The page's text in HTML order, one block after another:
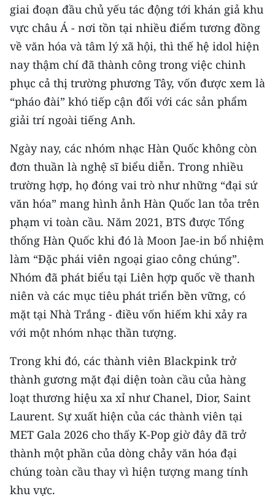
giai đoạn đầu chủ yếu tác động tới khán giả khu
vực châu Á - nơi tồn tại nhiều điểm tương đồng
về văn hóa và tâm lý xã hội, thì thế hệ idol hiện
nay thậm chí đã thành công trong việc chinh
phục cả thị trường phương Tây, vốn được xem là
“pháo đài” khó tiếp cận đối với các sản phẩm
giải trí ngoài tiếng Anh.
Ngày nay, các nhóm nhạc Hàn Quốc không còn
đơn thuần là nghệ sĩ biểu diễn. Trong nhiều
trường hợp, họ đóng vai trò như những “đại sứ
văn hóa” mang hình ảnh Hàn Quốc lan tỏa trên
phạm vi toàn cầu. Năm 2021, BTS được Tổng
thống Hàn Quốc khi đó là Moon Jae-in bổ nhiệm
làm “Đặc phái viên ngoại giao công chúng”.
Nhóm đã phát biểu tại Liên hợp quốc về thanh
niên và các mục tiêu phát triển bền vững, có
mặt tại Nhà Trắng - điều vốn hiếm khi xảy ra
với một nhóm nhạc thần tượng.
Trong khi đó, các thành viên Blackpink trở
thành gương mặt đại diện toàn cầu của hàng
loạt thương hiệu xa xỉ như Chanel, Dior, Saint
Laurent. Sự xuất hiện của các thành viên tại
MET Gala 2026 cho thấy K-Pop giờ đây đã trở
thành một phần của dòng chảy văn hóa đại
chúng toàn cầu thay vì hiện tượng mang tính
khu vực.